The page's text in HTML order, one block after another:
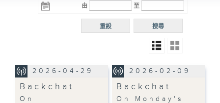
電台 電台
R5
電台
普通
由 至
搜尋
重設
2026-04-29
Backchat
On
2026-02-09
Backchat
On Monday's